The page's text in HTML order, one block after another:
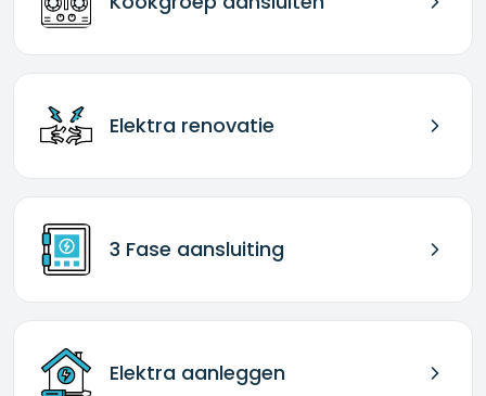
Elektra renovatie
3 Fase aansluiting
Elektra aanleggen